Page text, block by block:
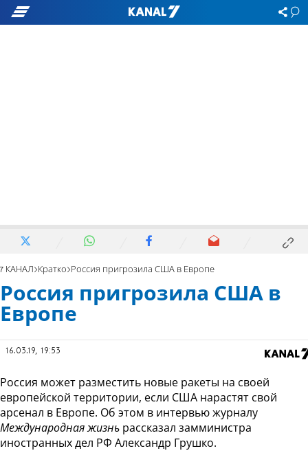
7 КАНАЛ Кратко Россия пригрозила США в Европе
Россия пригрозила США в
Европе
16.03.19, 19:53
Россия может разместить новые ракеты на своей
европейской территории, если США нарастят свой
арсенал в Европе. Об этом в интервью журналу
Международная жизнь рассказал замминистра
иностранных дел РФ Александр Грушко.